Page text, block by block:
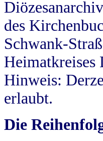
des
Schwank-
Heimatkreises
Hinweis:
erlaubt.
Die